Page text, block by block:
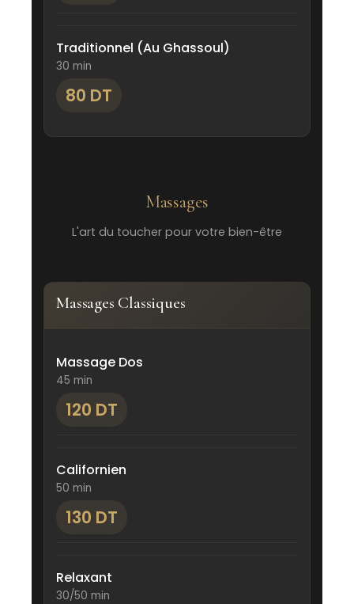
Traditionnel (Au Ghassoul)
30 min
80 DT
Massages
L'art du toucher pour votre bien-être
Massages Classiques
Massage Dos
45 min
120 DT
Californien
50 min
130 DT
Relaxant
30/50 min